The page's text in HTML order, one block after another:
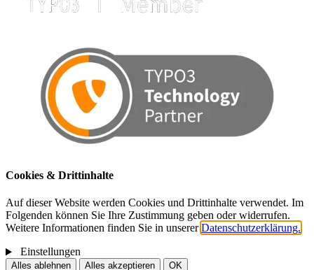
Cookies & Drittinhalte
Auf dieser Website werden Cookies und Drittinhalte verwendet. Im
Folgenden können Sie Ihre Zustimmung geben oder widerrufen.
Weitere Informationen finden Sie in unsererDatenschutzerklärung.
Einstellungen
Alles ablehnen Alles akzeptieren OK